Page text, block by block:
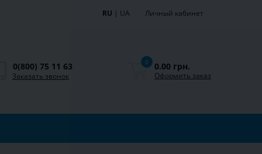
RU | UA Личный кабинет
0(800) 75 11 63
Заказать звонок
0 0.00 грн.
Оформить заказ